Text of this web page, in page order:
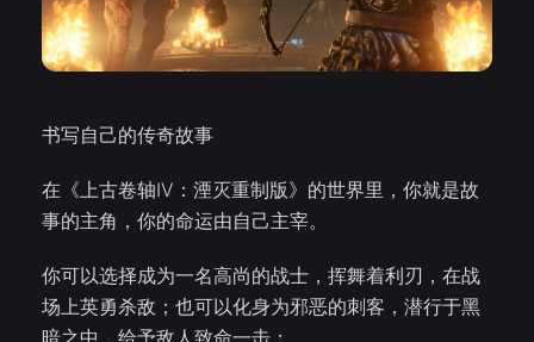
书写自己的传奇故事
在《上古卷轴IV：湮灭重制版》的世界里，你就是故
事的主角，你的命运由自己主宰。
你可以选择成为一名高尚的战士，挥舞着利刃，在战
场上英勇杀敌；也可以化身为邪恶的刺客，潜行于黑
暗之中，给予敌人致命一击；